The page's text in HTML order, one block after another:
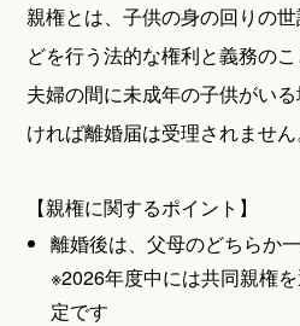
親権とは、子供の身の回りの
どを行う法的な権利と義務のこ
夫婦の間に未成年の子供がい
ければ離婚届は受理されません
【親権に関するポイント】
離婚後は、父母のどちらか
※2026年度中には共同親権
定です